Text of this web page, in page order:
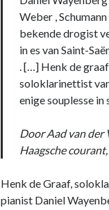
Weber ,
bekende drogist
in es van Saint-
. […] Henk de
soloklarinettist
enige souplesse in
Door Aad van der
Haagsche
Henk de Graaf,
pianist Daniel